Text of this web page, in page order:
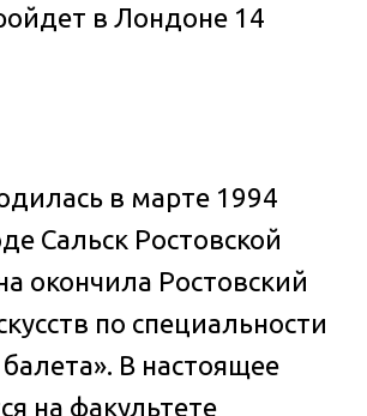
в Лондоне 14
в марте 1994
Сальск Ростовской
окончила Ростовский
по специальности
балета». В настоящее
на факультете